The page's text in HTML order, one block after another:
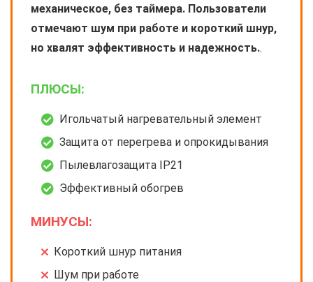
механическое, без таймера. Пользователи
отмечают шум при работе и короткий шнур,
но хвалят эффективность и надежность..
ПЛЮСЫ:
Игольчатый нагревательный элемент
Защита от перегрева и опрокидывания
Пылевлагозащита IP21
Эффективный обогрев
МИНУСЫ:
Короткий шнур питания
Шум при работе